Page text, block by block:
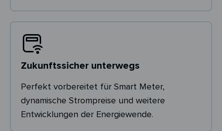
Zukunftssicher unterwegs
Perfekt vorbereitet für Smart Meter,
dynamische Strompreise und weitere
Entwicklungen der Energiewende.